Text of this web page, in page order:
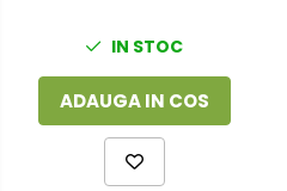
IN STOC
ADAUGA IN COS